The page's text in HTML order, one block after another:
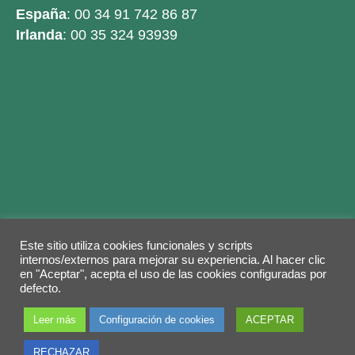
España: 00 34 91 742 86 87
Irlanda: 00 35 324 93939
Legal warning Privacy Policy Cookies policy
© 2026 Copyright by
derechos reservados.
Este sitio utiliza cookies funcionales y scripts
internos/externos para mejorar su experiencia. Al hacer clic
en "Aceptar", acepta el uso de las cookies configuradas por
defecto.
Leer más Configuración de cookies ACEPTAR
RECHAZAR